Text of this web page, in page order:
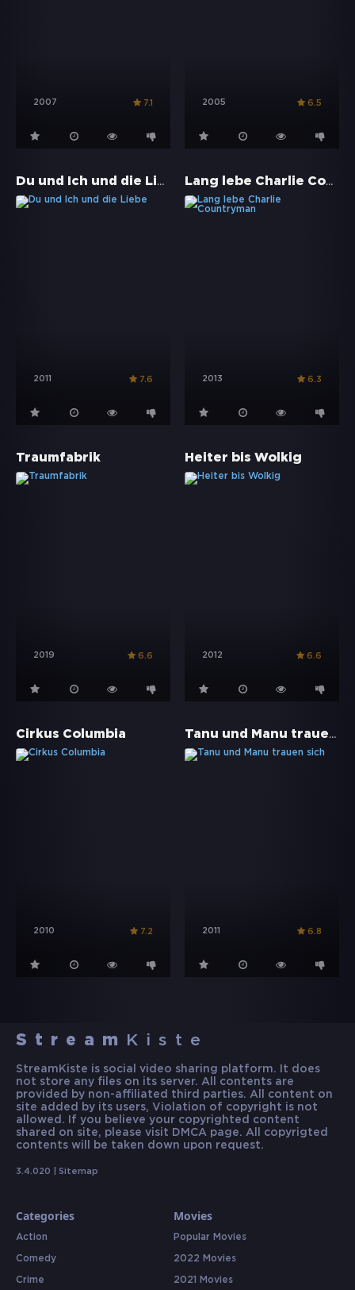
2007 7.1 2005 6.5
Du und Ich und die Liebe
2011 7.6
Lang lebe Charlie Countryman
2013 6.3
Traumfabrik
2019 6.6
Heiter bis Wolkig
2012 6.6
Cirkus Columbia
2010 7.2
Tanu und Manu trauen sich
2011 6.8
Stream Kiste
StreamKiste is social video sharing platform. It does
not store any files on its server. All contents are
provided by non-affiliated third parties. All content on
site added by its users, Violation of copyright is not
allowed. If you believe your copyrighted content
shared on site, please visit DMCA page. All copyrigted
contents will be taken down upon request.
3.4.020 | Sitemap
Categories
Action
Comedy
Crime
Movies
Popular Movies
2022 Movies
2021 Movies